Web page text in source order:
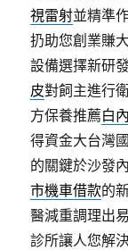
視雷射並精準
扔助您創業賺
設備選擇新研
皮對飼主進行
方保養推薦白
得資金大台灣
的關鍵於沙發
市機車借款的
醫減重調理出
診所讓人您解